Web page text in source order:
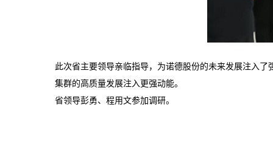
此次省主要领导亲临指导，为诺德股份的未来发展注入
集群的高质量发展注入更强动能。
省领导彭勇、程用文参加调研。